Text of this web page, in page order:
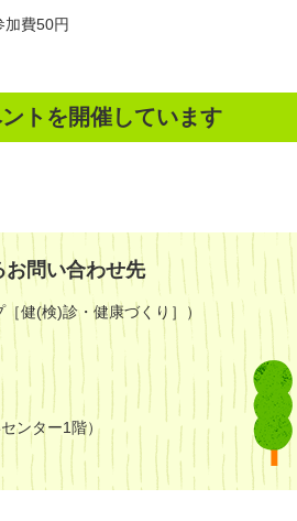
費50円
トを開催しています
お問い合わせ先
健(検)診・健康づくり］）
ンター1階）